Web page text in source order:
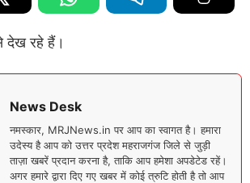
देख रहे हैं।
News Desk
नमस्कार, MRJNews.in पर आप का स्वागत है। हमारा
उदेस्य है आप को उत्तर प्रदेश महराजगंज जिले से जुड़ी
ताज़ा खबरें प्रदान करना है, ताकि आप हमेशा अपडेटेड रहें।
अगर हमारे द्वारा दिए गए खबर में कोई त्रुटि होती है तो आप